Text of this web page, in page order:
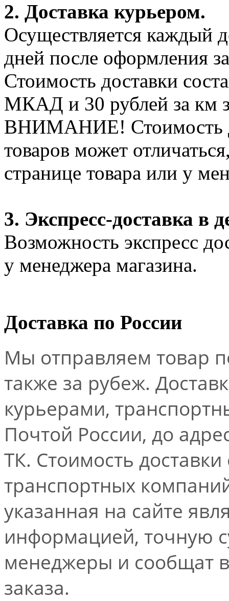
2. Доставка курьером.
Осуществляется каждый
дней после оформления
Стоимость доставки
МКАД и 30 рублей за км
ВНИМАНИЕ! Стоимость
товаров может
странице товара или у
3. Экспресс-доставка в
Возможность экспресс
у менеджера магазина.
Доставка по России
Мы отправляем товар
также за рубеж.
курьерами,
Почтой России, до
ТК. Стоимость
транспортных
указанная на сайте
информацией, точную
менеджеры и сообщат
заказа.